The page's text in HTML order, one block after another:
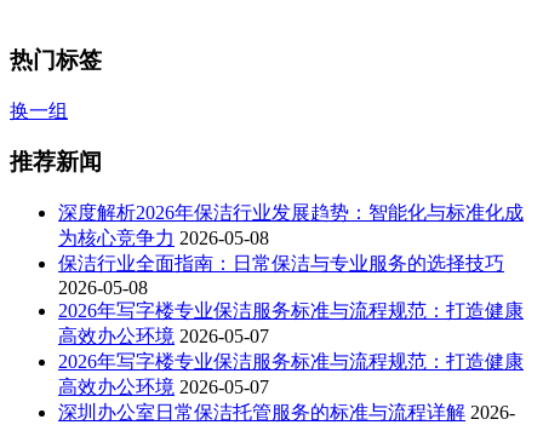
热门标签
换一组
推荐新闻
深度解析2026年保洁行业发展趋势：智能化与标准化成
为核心竞争力 2026-05-08
保洁行业全面指南：日常保洁与专业服务的选择技巧
2026-05-08
2026年写字楼专业保洁服务标准与流程规范：打造健康
高效办公环境 2026-05-07
2026年写字楼专业保洁服务标准与流程规范：打造健康
高效办公环境 2026-05-07
深圳办公室日常保洁托管服务的标准与流程详解 2026-